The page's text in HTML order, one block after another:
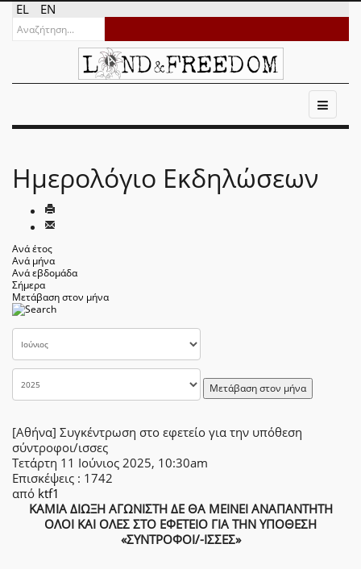
EL EN
Ημερολόγιο Εκδηλώσεων
Ανά έτος
Ανά μήνα
Ανά εβδομάδα
Σήμερα
Μετάβαση στον μήνα
Μετάβαση στον μήνα
[Αθήνα] Συγκέντρωση στο εφετείο για την υπόθεση
σύντροφοι/ισσες
Τετάρτη 11 Ιούνιος 2025, 10:30am
Επισκέψεις : 1742
από ktf1
ΚΑΜΙΑ ΔΙΩΞΗ ΑΓΩΝΙΣΤΗ ΔΕ ΘΑ ΜΕΙΝΕΙ ΑΝΑΠΑΝΤΗΤΗ
ΟΛΟΙ ΚΑΙ ΟΛΕΣ ΣΤΟ ΕΦΕΤΕΙΟ ΓΙΑ ΤΗΝ ΥΠΟΘΕΣΗ
«ΣΥΝΤΡΟΦΟΙ/-ΙΣΣΕΣ»